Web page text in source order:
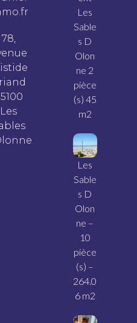
78,
Les
Les
Sable
s D
Olon
ne 2
pièce
(s) 45
m2
Les
Sable
s D
Olon
ne –
10
pièce
(s) –
264.0
6 m2